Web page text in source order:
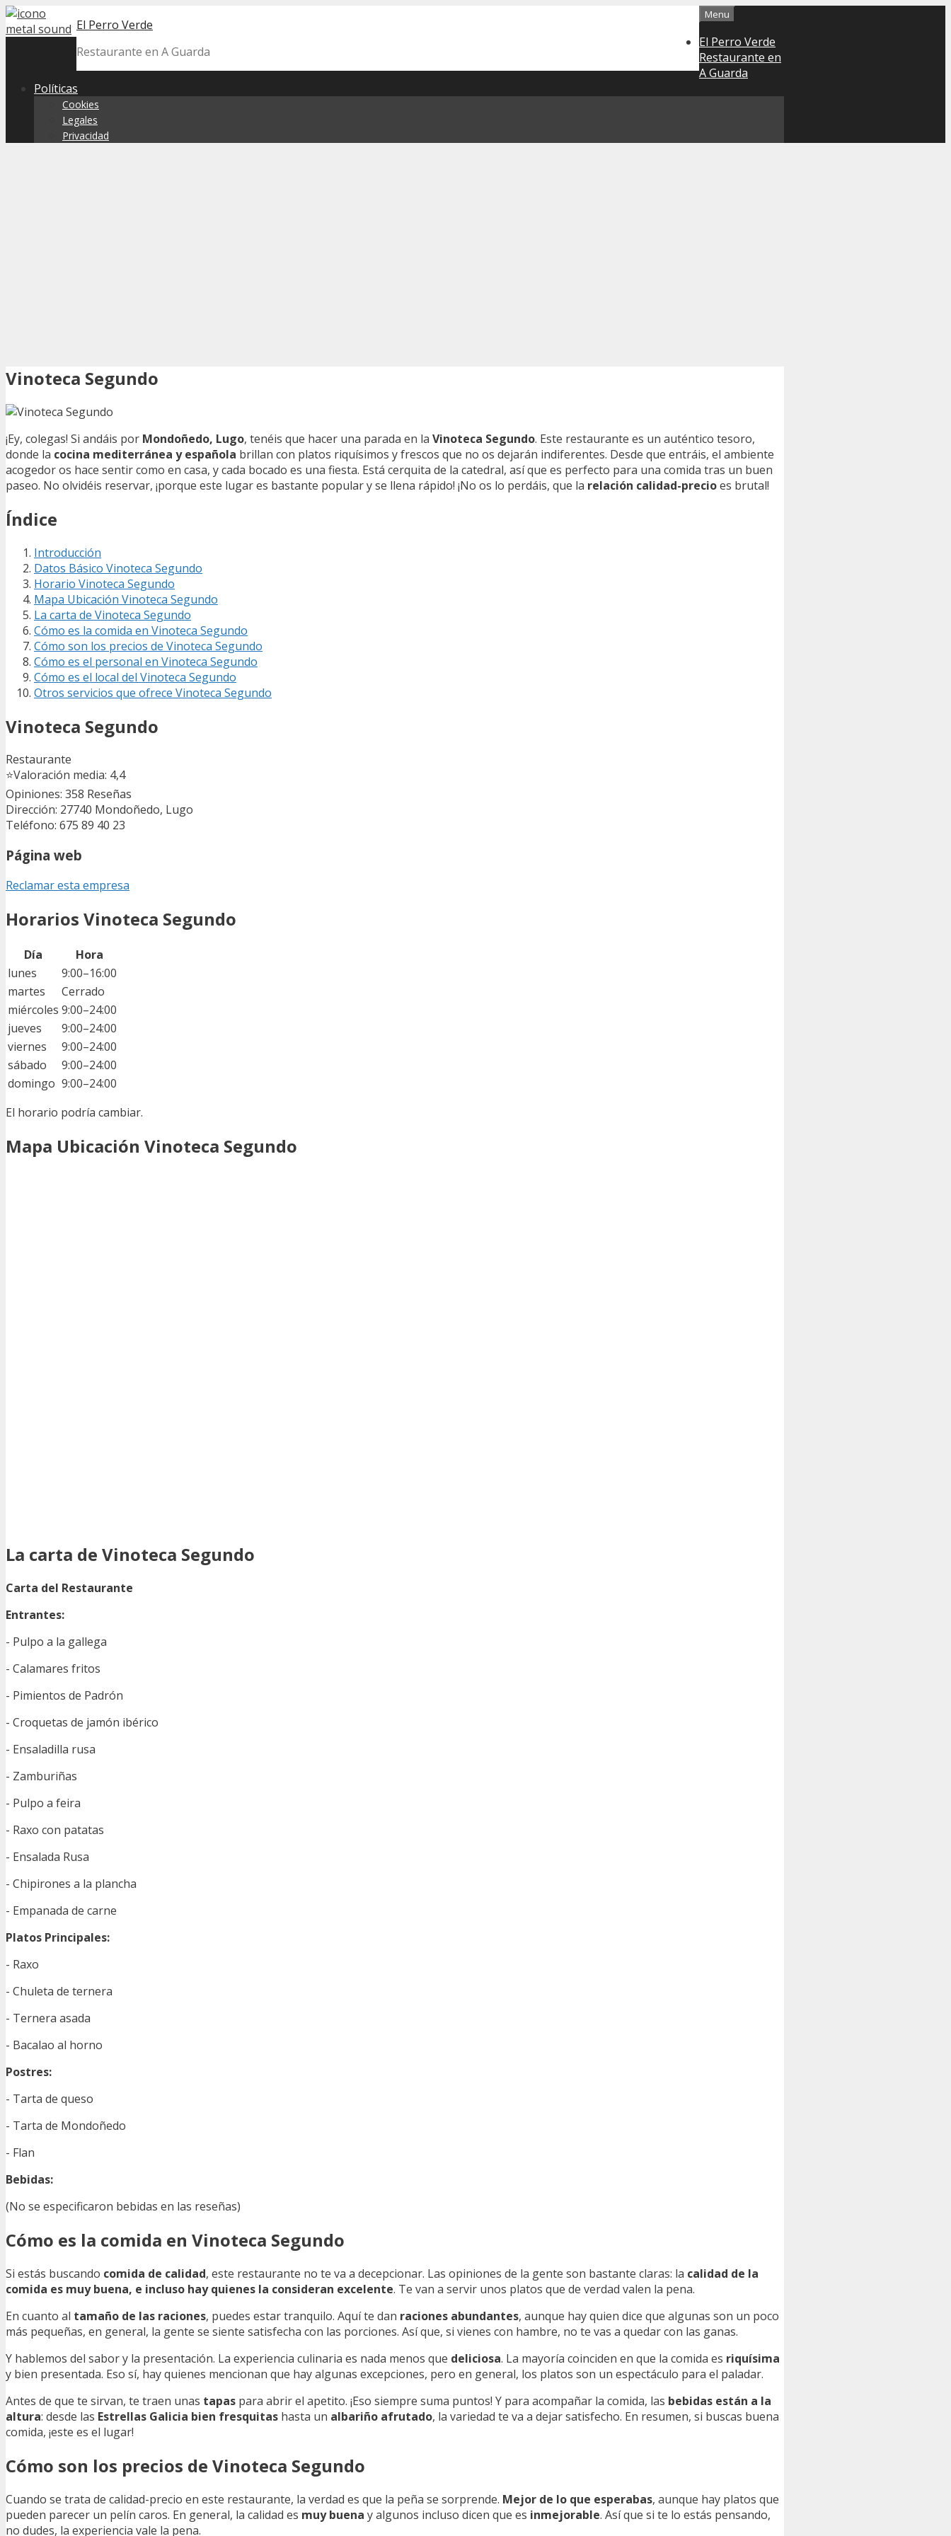
Skip
to
El Perro Verde
Restaurante en A Guarda
Menu
El Perro Verde
Restaurante en
A Guarda
Políticas
Cookies
Legales
Privacidad
Vinoteca Segundo
¡Ey, colegas! Si andáis por Mondoñedo, Lugo, tenéis que hacer una parada en la Vinoteca Segundo. Este restaurante es un auténtico tesoro,
donde la cocina mediterránea y española brillan con platos riquísimos y frescos que no os dejarán indiferentes. Desde que entráis, el ambiente
acogedor os hace sentir como en casa, y cada bocado es una fiesta. Está cerquita de la catedral, así que es perfecto para una comida tras un buen
paseo. No olvidéis reservar, ¡porque este lugar es bastante popular y se llena rápido! ¡No os lo perdáis, que la relación calidad-precioes brutal!
Índice
Introducción
Datos Básico Vinoteca Segundo
Horario Vinoteca Segundo
Mapa Ubicación Vinoteca Segundo
La carta de Vinoteca Segundo
Cómo es la comida en Vinoteca Segundo
Cómo son los precios de Vinoteca Segundo
Cómo es el personal en Vinoteca Segundo
Cómo es el local del Vinoteca Segundo
Otros servicios que ofrece Vinoteca Segundo
Vinoteca Segundo
Restaurante
⭐Valoración media: 4,4
Opiniones: 358 Reseñas
Dirección: 27740 Mondoñedo, Lugo
Teléfono: 675 89 40 23
Página web
Reclamar esta empresa
Horarios Vinoteca Segundo
Día
Hora
lunes
9:00–16:00
martes
Cerrado
miércoles 9:00–24:00
jueves
9:00–24:00
viernes
9:00–24:00
sábado
9:00–24:00
domingo 9:00–24:00
El horario podría cambiar.
Mapa Ubicación Vinoteca Segundo
La carta de Vinoteca Segundo
Carta del Restaurante
Entrantes:
- Pulpo a la gallega
- Calamares fritos
- Pimientos de Padrón
- Croquetas de jamón ibérico
- Ensaladilla rusa
- Zamburiñas
- Pulpo a feira
- Raxo con patatas
- Ensalada Rusa
- Chipirones a la plancha
- Empanada de carne
Platos Principales:
- Raxo
- Chuleta de ternera
- Ternera asada
- Bacalao al horno
Postres:
- Tarta de queso
- Tarta de Mondoñedo
- Flan
Bebidas:
(No se especificaron bebidas en las reseñas)
Cómo es la comida en Vinoteca Segundo
Si estás buscando comida de calidad, este restaurante no te va a decepcionar. Las opiniones de la gente son bastante claras: la calidad de la
comida es muy buena, e incluso hay quienes la consideran excelente. Te van a servir unos platos que de verdad valen la pena.
En cuanto al tamaño de las raciones, puedes estar tranquilo. Aquí te dan raciones abundantes, aunque hay quien dice que algunas son un poco
más pequeñas, en general, la gente se siente satisfecha con las porciones. Así que, si vienes con hambre, no te vas a quedar con las ganas.
Y hablemos del sabor y la presentación. La experiencia culinaria es nada menos que deliciosa. La mayoría coinciden en que la comida es riquísima
y bien presentada. Eso sí, hay quienes mencionan que hay algunas excepciones, pero en general, los platos son un espectáculo para el paladar.
Antes de que te sirvan, te traen unas tapas para abrir el apetito. ¡Eso siempre suma puntos! Y para acompañar la comida, las bebidas están a la
altura: desde las Estrellas Galicia bien fresquitas hasta un albariño afrutado, la variedad te va a dejar satisfecho. En resumen, si buscas buena
comida, ¡este es el lugar!
Cómo son los precios de Vinoteca Segundo
Cuando se trata de calidad-precio en este restaurante, la verdad es que la peña se sorprende. Mejor de lo que esperabas, aunque hay platos que
pueden parecer un pelín caros. En general, la calidad es muy buena y algunos incluso dicen que es inmejorable. Así que si te lo estás pensando,
no dudes, la experiencia vale la pena.